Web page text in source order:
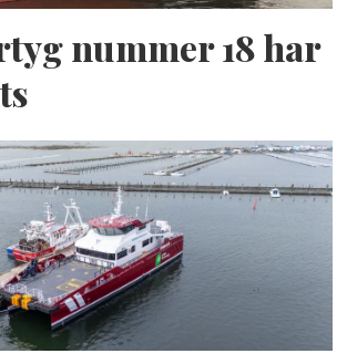
nummer 18 har